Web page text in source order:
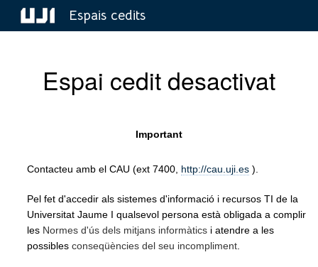
Espais cedits
Espai cedit desactivat
Important
Contacteu amb el CAU (ext 7400, http://cau.uji.es ).
Pel fet d'accedir als sistemes d'informació i recursos TI de la
Universitat Jaume I qualsevol persona està obligada a complir
les Normes d'ús dels mitjans informàtics i atendre a les
possiblesconseqüències del seu incompliment